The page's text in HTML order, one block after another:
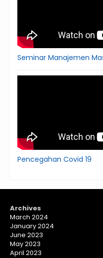
Seminar Manajemen
Pencegahan Covid 19
Archives
March 2024
January 2024
June 2023
May 2023
April 2023